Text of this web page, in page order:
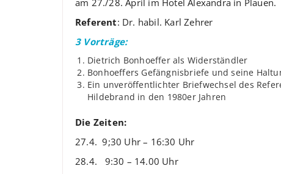
am 27./28. April im Hotel Alexandra in Plauen.
Referent: Dr. habil. Karl Zehrer
3 Vorträge:
Dietrich Bonhoeffer als Widerständler
Bonhoeffers Gefängnisbriefe und seine
Ein unveröffentlichter Briefwechsel des
Hildebrand in den 1980er Jahren
Die Zeiten:
27.4. 9;30 Uhr – 16:30 Uhr
28.4. 9:30 – 14.00 Uhr